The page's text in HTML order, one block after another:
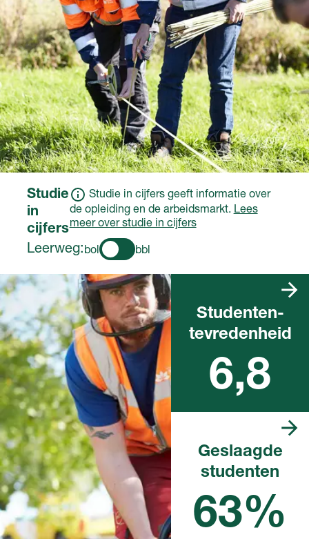
Studie
in
cijfers
Studie in cijfers geeft informatie over
de opleiding en de arbeidsmarkt. Lees
meer over studie in cijfers
Leerweg: bol bbl
Studenten­
tevredenheid
6,8
Geslaagde
studenten
63%
afgelopen schooljaar